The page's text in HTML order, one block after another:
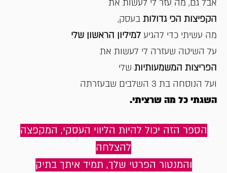
אבל גם, מה עזר לי לעשות את
הקפיצות הכי גדולות בעסק,
מה עשיתי כדי להגיעלמיליון הראשון שלי
על השיטה שעזרה לי לעשות את
הפריצות המשמעותיות שלי
ועל הנוסחה בת 3 השלבים
שבעזרתה
השגתי כל מה שרציתי.
הספר הזה יכול להיות הליווי העסקי, המקפצה
להצלחה
והמנטור הפרטי שלך, תמיד איתך בתיק